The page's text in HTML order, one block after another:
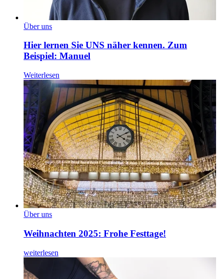
Über uns
Hier lernen Sie UNS näher kennen. Zum
Beispiel: Manuel
Weiterlesen
Über uns
Weihnachten 2025: Frohe Festtage!
weiterlesen